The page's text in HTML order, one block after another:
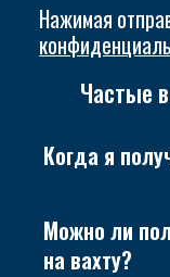
Частые
Когда я
Можно ли
на вахту?